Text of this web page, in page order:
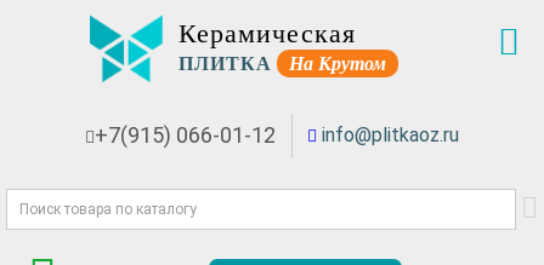
Керамическая
ПЛИТКА На Крутом
+7(915) 066-01-12 info@plitkaoz.ru